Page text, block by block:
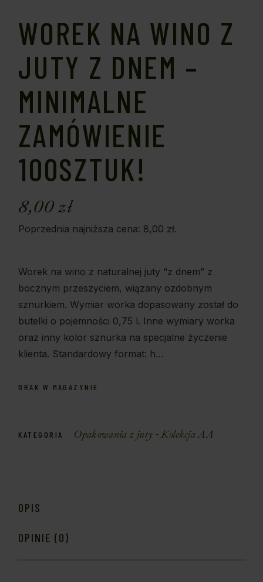
WOREK NA WINO Z
JUTY Z DNEM –
MINIMALNE
ZAMÓWIENIE
100SZTUK!
8,00zł
Poprzednia najniższa cena: 8,00 zł.
Worek na wino z naturalnej juty “z dnem” z
bocznym przeszyciem, wiązany ozdobnym
sznurkiem. Wymiar worka dopasowany został do
butelki o pojemności 0,75 l. Inne wymiary worka
oraz inny kolor sznurka na specjalne życzenie
klienta. Standardowy format: h…
BRAK W MAGAZYNIE
KATEGORIA Opakowania z juty - Kolekcja AA
OPIS
OPINIE (0)